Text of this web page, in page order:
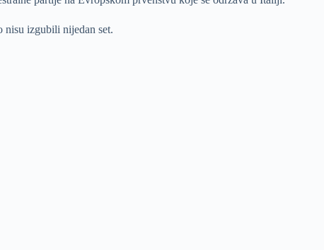
nisu izgubili nijedan set.